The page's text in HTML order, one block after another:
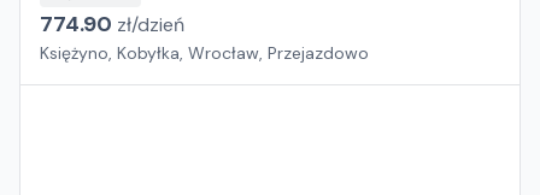
774.90 zł/dzień
Księżyno, Kobyłka, Wrocław, Przejazdowo